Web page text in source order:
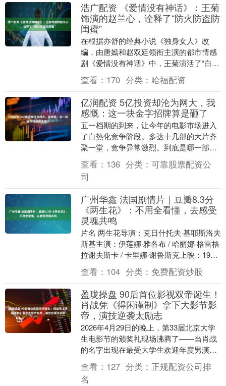
浩广配资 《爱情没有神话》：王菊
饰演的赵兰心，诠释了“防火防盗防
闺蜜”
在根据亦舒的经典小说《独身女人》改
编，由唐嫣和赵双廷领衔主演的都市情感
剧《爱情没有神话》中，王菊演活了“白眼
狼”赵兰心，这哪是闺蜜，分明是插刀教的
教主！ 连续追....
查看： 170 分类： 哈福配资
亿润配资 5亿投资却沦为网大，我
感慨：这一块金字招牌算是砸了
五一档期的到来，让今年的电影市场进入
了白热化竞争阶段。多达十几部的大片齐
聚一堂，竞争异常激烈。到底是哪一部能
凭借质量脱颖而出，成为观众的首选？从
目前的情况来看，....
查看： 136 分类： 可靠股票配资公
司
广州华鑫 法国剧情片｜豆瓣8.3分
《两生花》：不用全看懂，去感受
灵魂共鸣
片名 两生花导演：克日什托夫·基耶斯洛夫
斯基主演：伊莲娜·雅各布 / 哈丽娜·格雷格
拉谢夫斯卡 / 卡里娜·谢鲁斯克上映：1991-
05-15(法国)类型：剧情....
查看： 104 分类： 免费配资炒股
盈珑操盘 90后首位影视双帝诞生！
肖战凭《得闲谨制》拿下大影节影
帝，演技逆袭太励志
2026年4月29日的晚上，第33届北京大学
生电影节的颁奖礼现场沸腾了——当肖战
的名字出现在最受大学生欢迎年度男演员
的获奖名单时，台下的年轻观众几乎无法
抑制激动....
查看： 127 分类： 正规配资公司排
名